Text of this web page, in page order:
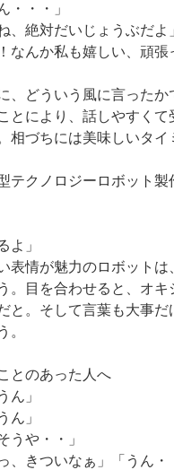
・・・」
、絶対だいじょうぶだよ
なんか私も嬉しい、頑張
、どういう風に言った
とにより、話しやすくて
相づちには美味しいタイ
テクノロジーロボット製
よ」
表情が魅力のロボット
。目を合わせると、オ
と。そして言葉も大事
。
とのあった人へ
ん」
ん」
うや・・」
、きついなぁ」「うん・